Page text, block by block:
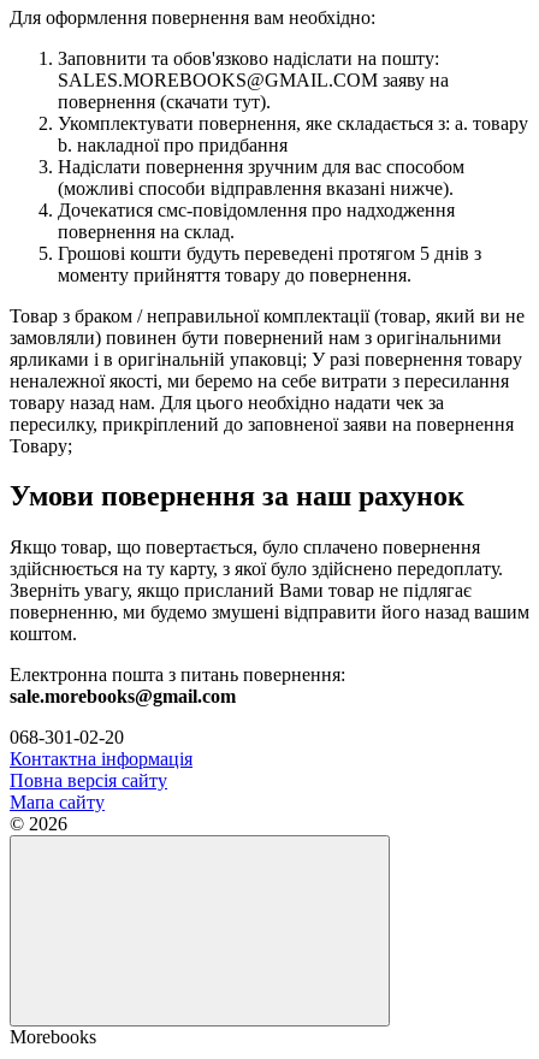
Для оформлення повернення вам необхідно:
Заповнити та обов'язково надіслати на пошту:
SALES.MOREBOOKS@GMAIL.COM заяву на
повернення (скачати тут).
Укомплектувати повернення, яке складається з: a. товару
b. накладної про придбання
Надіслати повернення зручним для вас способом
(можливі способи відправлення вказані нижче).
Дочекатися смс-повідомлення про надходження
повернення на склад.
Грошові кошти будуть переведені протягом 5 днів з
моменту прийняття товару до повернення.
Товар з браком / неправильної комплектації (товар, який ви не
замовляли) повинен бути повернений нам з оригінальними
ярликами і в оригінальній упаковці; У разі повернення товару
неналежної якості, ми беремо на себе витрати з пересилання
товару назад нам. Для цього необхідно надати чек за
пересилку, прикріплений до заповненої заяви на повернення
Товару;
Умови повернення за наш рахунок
Якщо товар, що повертається, було сплачено повернення
здійснюється на ту карту, з якої було здійснено передоплату.
Зверніть увагу, якщо присланий Вами товар не підлягає
поверненню, ми будемо змушені відправити його назад вашим
коштом.
Електронна пошта з питань повернення:
sale.morebooks@gmail.com
068-301-02-20
Контактна інформація
Повна версія сайту
Мапа сайту
© 2026
Morebooks